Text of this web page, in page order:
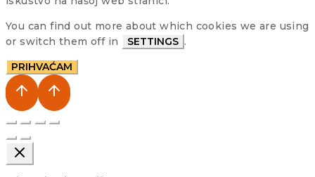
You can find out more about which cookies we are using
or switch them off in
SETTINGS .
PRIHVAĆAM